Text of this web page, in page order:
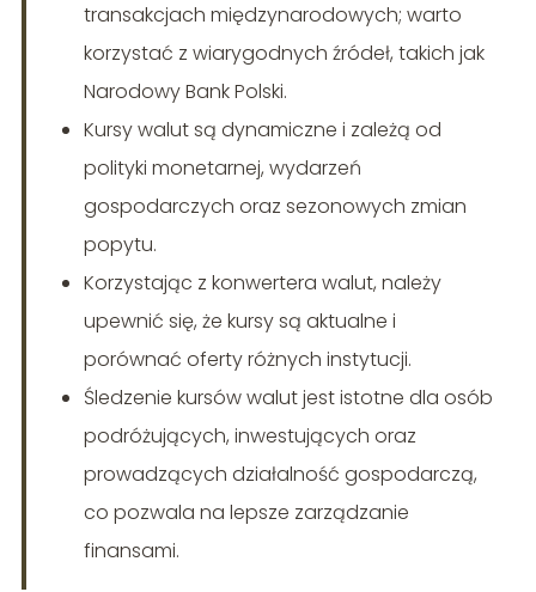
transakcjach międzynarodowych; warto
korzystać z wiarygodnych źródeł, takich jak
Narodowy Bank Polski.
Kursy walut są dynamiczne i zależą od
polityki monetarnej, wydarzeń
gospodarczych oraz sezonowych zmian
popytu.
Korzystając z konwertera walut, należy
upewnić się, że kursy są aktualne i
porównać oferty różnych instytucji.
Śledzenie kursów walut jest istotne dla osób
podróżujących, inwestujących oraz
prowadzących działalność gospodarczą,
co pozwala na lepsze zarządzanie
finansami.